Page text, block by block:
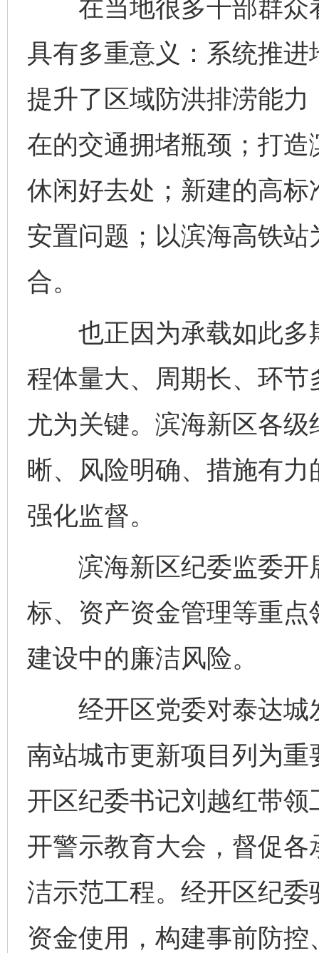
在当地很多干部群众
具有多重意义：系统推
提升了区域防洪排涝能
在的交通拥堵瓶颈；打
休闲好去处；新建的高
安置问题；以滨海高铁站
合。
也正因为承载如此多
程体量大、周期长、环
尤为关键。滨海新区各
晰、风险明确、措施有
强化监督。
滨海新区纪委监委开
标、资产资金管理等重
建设中的廉洁风险。
经开区党委对泰达城
南站城市更新项目列为
开区纪委书记刘越红带
开警示教育大会，督促
洁示范工程。经开区纪
资金使用，构建事前防